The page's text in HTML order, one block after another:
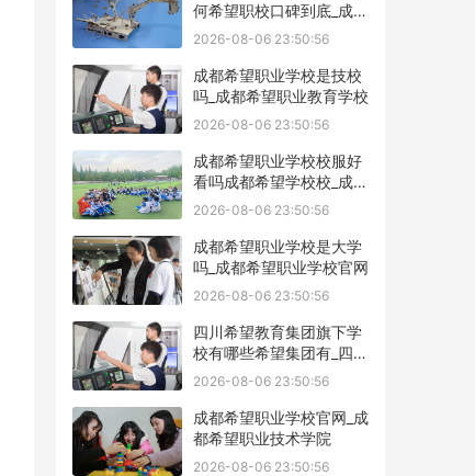
何希望职校口碑到底_成都
希望职业学校烹饪专业
2026-08-06 23:50:56
成都希望职业学校是技校
吗_成都希望职业教育学校
2026-08-06 23:50:56
成都希望职业学校校服好
看吗成都希望学校校_成都
希望职业学校官网
2026-08-06 23:50:56
成都希望职业学校是大学
吗_成都希望职业学校官网
2026-08-06 23:50:56
四川希望教育集团旗下学
校有哪些希望集团有_四川
希望教育集团官网
2026-08-06 23:50:56
成都希望职业学校官网_成
都希望职业技术学院
2026-08-06 23:50:56